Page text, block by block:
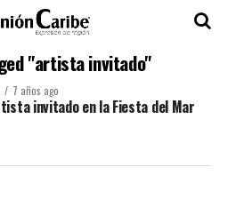
"artista invitado"
7 años ago
invitado en la Fiesta del Mar